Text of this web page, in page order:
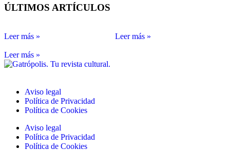
ÚLTIMOS ARTÍCULOS
Leer más » Leer más »
Leer más »
Aviso legal
Política de Privacidad
Política de Cookies
Aviso legal
Política de Privacidad
Política de Cookies